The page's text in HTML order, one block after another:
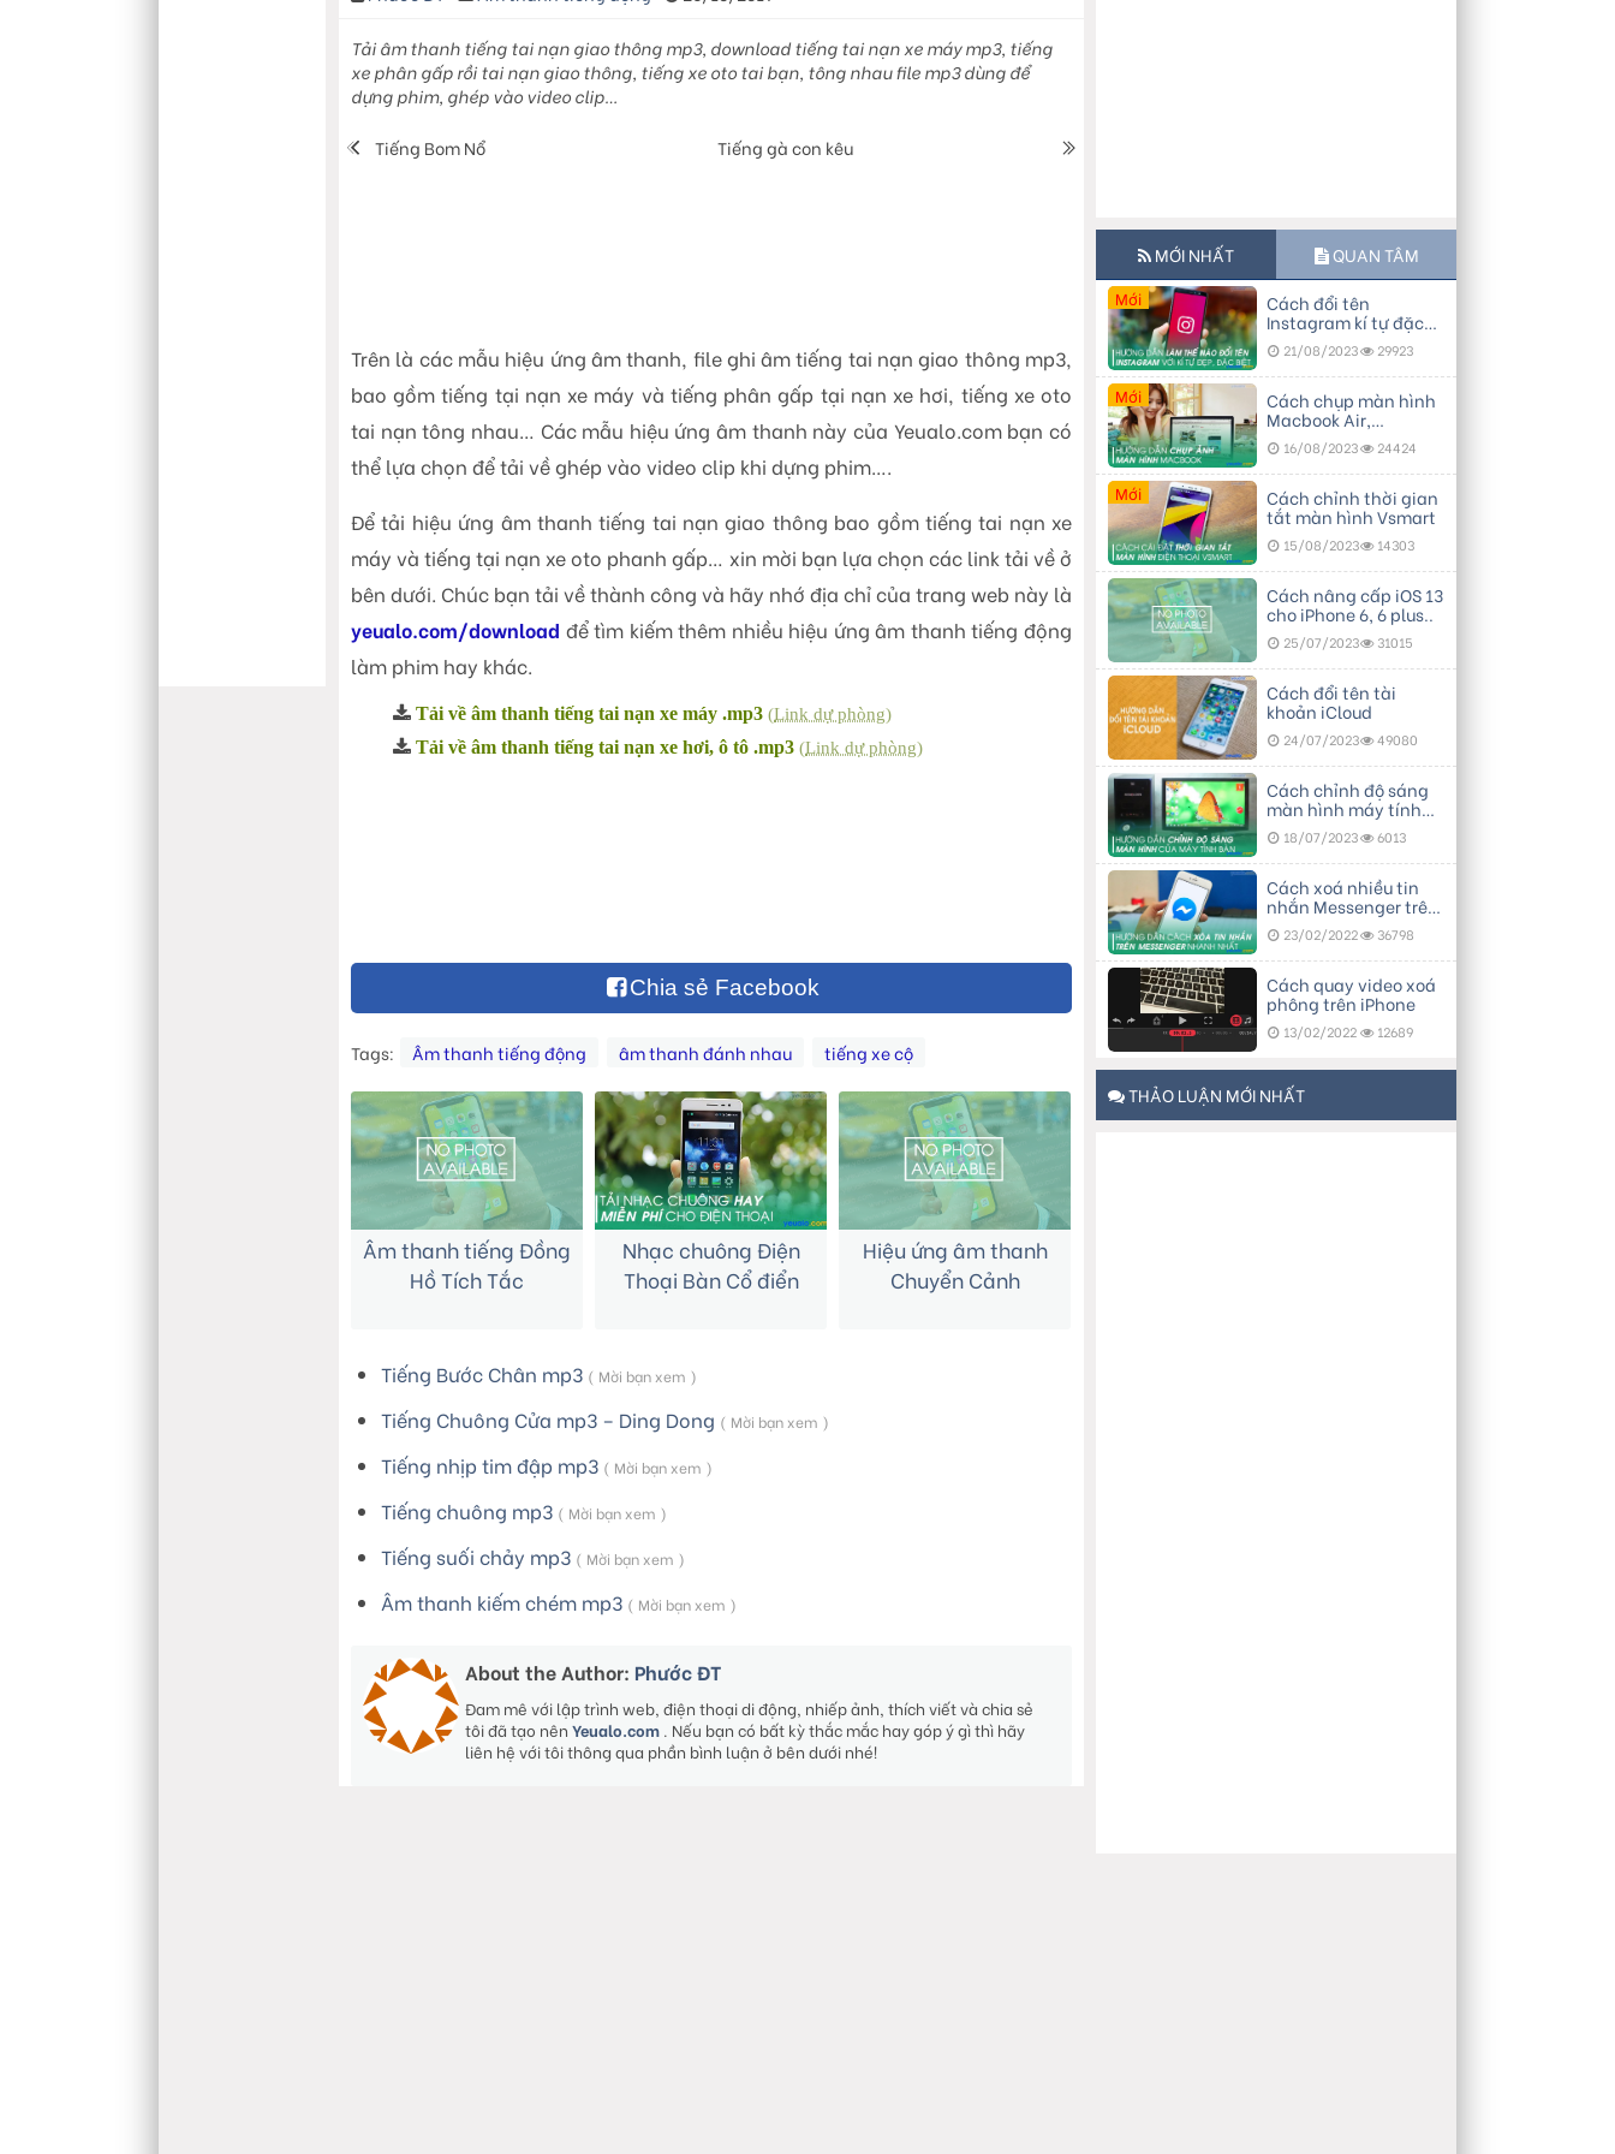
Tải âm thanh tiếng tai nạn giao thông mp3, download tiếng tai nạn xe máy mp3, tiếng
xe phân gấp rồi tai nạn giao thông, tiếng xe oto tai bạn, tông nhau file mp3 dùng để
dựng phim, ghép vào video clip…
Tiếng Bom Nổ Tiếng gà con kêu
Trên là các mẫu hiệu ứng âm thanh, file ghi âm tiếng tai nạn giao thông mp3,
bao gồm tiếng tại nạn xe máy và tiếng phân gấp tại nạn xe hơi, tiếng xe oto
tai nạn tông nhau… Các mẫu hiệu ứng âm thanh này của Yeualo.com bạn có
thể lựa chọn để tải về ghép vào video clip khi dựng phim….
Để tải hiệu ứng âm thanh tiếng tai nạn giao thông bao gồm tiếng tai nạn xe
máy và tiếng tại nạn xe oto phanh gấp… xin mời bạn lựa chọn các link tải về ở
bên dưới. Chúc bạn tải về thành công và hãy nhớ địa chỉ của trang web này là
yeualo.com/download để tìm kiếm thêm nhiều hiệu ứng âm thanh tiếng động
làm phim hay khác.
Tải về âm thanh tiếng tai nạn xe máy .mp3 (Link dự phòng)
Tải về âm thanh tiếng tai nạn xe hơi, ô tô .mp3 (Link dự phòng)
Chia sẻ Facebook
Tags: Âm thanh tiếng động âm thanh đánh nhau tiếng xe cộ
Âm thanh tiếng Đồng
Hồ Tích Tắc
Nhạc chuông Điện
Thoại Bàn Cổ điển
Hiệu ứng âm thanh
Chuyển Cảnh
Tiếng Bước Chân mp3 ( Mời bạn xem )
Tiếng Chuông Cửa mp3 – Ding Dong ( Mời bạn xem )
Tiếng nhịp tim đập mp3 ( Mời bạn xem )
Tiếng chuông mp3 ( Mời bạn xem )
Tiếng suối chảy mp3 ( Mời bạn xem )
Âm thanh kiếm chém mp3 ( Mời bạn xem )
About the Author: Phước ĐT
Đam mê với lập trình web, điện thoại di động, nhiếp ảnh, thích viết và chia sẻ
tôi đã tạo nên Yeualo.com . Nếu bạn có bất kỳ thắc mắc hay góp ý gì thì hãy
liên hệ với tôi thông qua phần bình luận ở bên dưới nhé!
MỚI NHẤT QUAN TÂM
Mới Cách đổi tên
Instagram kí tự đặc
biệt, đẹp
21/08/2023 29923
Mới Cách chụp màn hình
Macbook Air,
Macbook Pro…
16/08/2023 24424
Mới Cách chỉnh thời gian
tắt màn hình Vsmart
15/08/2023 14303
Cách nâng cấp iOS 13
cho iPhone 6, 6 plus..
25/07/2023 31015
Cách đổi tên tài
khoản iCloud
24/07/2023 49080
Cách chỉnh độ sáng
màn hình máy tính
bàn18/07/2023 6013
Cách xoá nhiều tin
nhắn Messenger trên
điện thoại
23/02/2022 36798
Cách quay video xoá
phông trên iPhone
13/02/2022 12689
THẢO LUẬN MỚI NHẤT